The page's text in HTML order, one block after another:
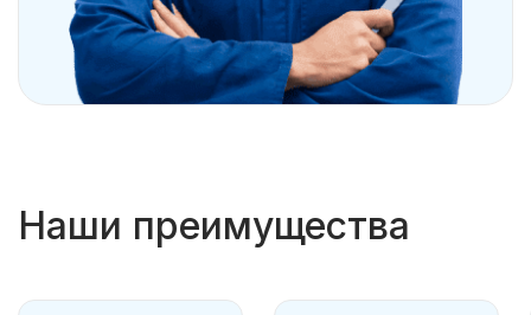
Наши преимущества